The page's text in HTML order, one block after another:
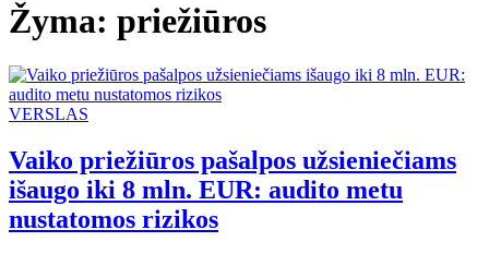
Žyma: priežiūros
VERSLAS
Vaiko priežiūros pašalpos užsieniečiams
išaugo iki 8 mln. EUR: audito metu
nustatomos rizikos